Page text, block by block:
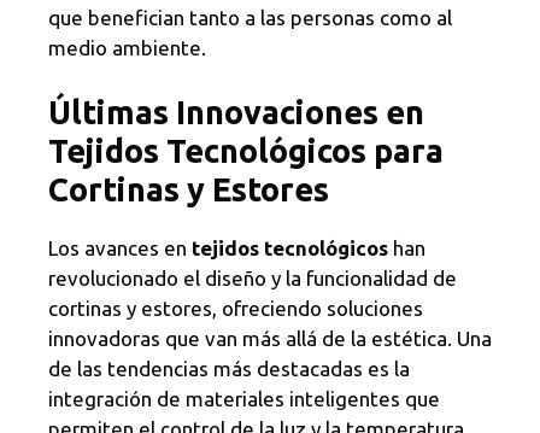
que benefician tanto a las personas como al
medio ambiente.
Últimas Innovaciones en
Tejidos Tecnológicos para
Cortinas y Estores
Los avances en tejidos tecnológicos han
revolucionado el diseño y la funcionalidad de
cortinas y estores, ofreciendo soluciones
innovadoras que van más allá de la estética. Una
de las tendencias más destacadas es la
integración de materiales inteligentes que